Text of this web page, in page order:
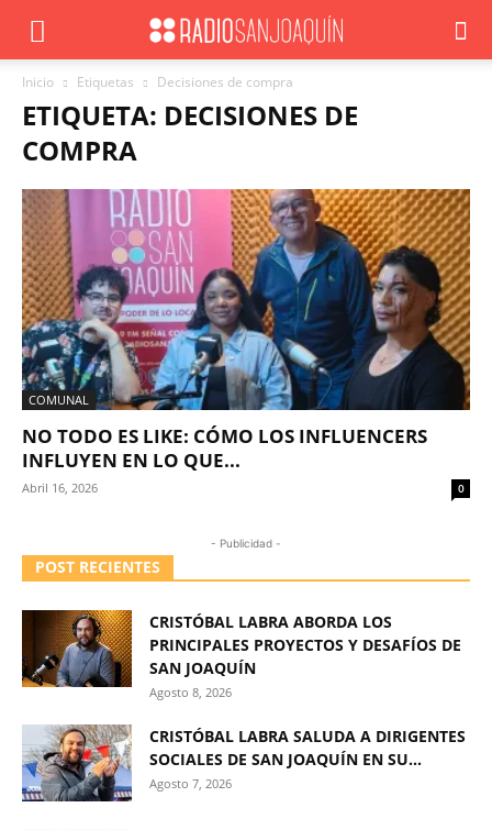
Inicio Etiquetas Decisiones de compra
ETIQUETA: DECISIONES DE
COMPRA
COMUNAL
NO TODO ES LIKE: CÓMO LOS INFLUENCERS
INFLUYEN EN LO QUE...
Abril 16, 2026 0
- Publicidad -
POST RECIENTES
CRISTÓBAL LABRA ABORDA LOS
PRINCIPALES PROYECTOS Y DESAFÍOS DE
SAN JOAQUÍN
Agosto 8, 2026
CRISTÓBAL LABRA SALUDA A DIRIGENTES
SOCIALES DE SAN JOAQUÍN EN SU...
Agosto 7, 2026